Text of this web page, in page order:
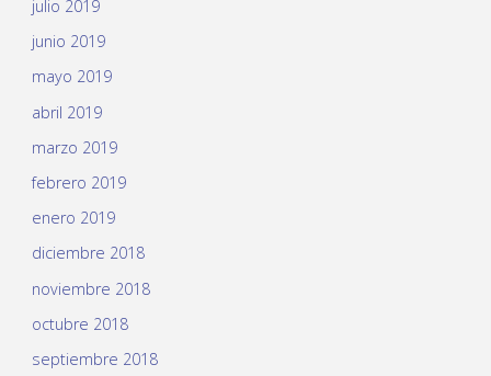
julio 2019
junio 2019
mayo 2019
abril 2019
marzo 2019
febrero 2019
enero 2019
diciembre 2018
noviembre 2018
octubre 2018
septiembre 2018